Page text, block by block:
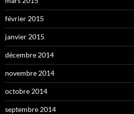
février 2015
janvier 2015
décembre 2014
novembre 2014
octobre 2014
septembre 2014